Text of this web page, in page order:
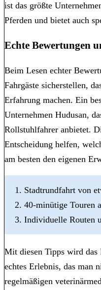
ist das größte
Pferden und bietet auch
Echte Bewertungen
Beim Lesen echter
Fahrgäste sicherstellen,
Erfahrung machen. Ein
Unternehmen Hudusan,
Rollstuhlfahrer anbietet.
Entscheidung helfen,
am besten den eigenen
Stadtrundfahrt von
40-minütige Touren
Individuelle Routen
Mit diesen Tipps wird das
echtes Erlebnis, das man
regelmäßigen